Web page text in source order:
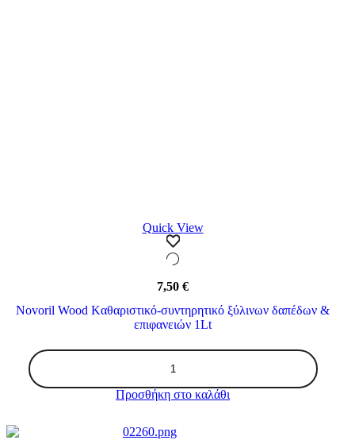
Quick View
7,50 €
Novoril Wood Kαθαριστικό-συντηρητικό ξύλινων δαπέδων &
επιφανειών 1Lt
Wood
Kαθαριστικό-
συντηρητικό
δαπέδων
Προσθήκη στο καλάθι